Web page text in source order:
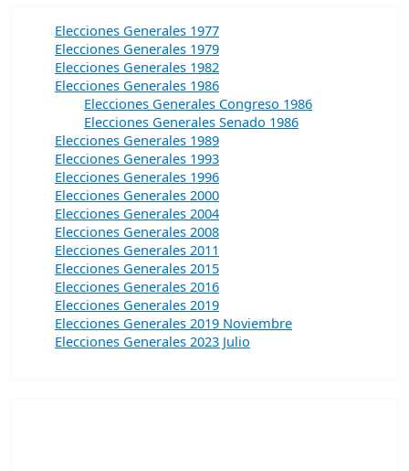
Elecciones Generales 1977
Elecciones Generales 1979
Elecciones Generales 1982
Elecciones Generales 1986
Elecciones Generales Congreso 1986
Elecciones Generales Senado 1986
Elecciones Generales 1989
Elecciones Generales 1993
Elecciones Generales 1996
Elecciones Generales 2000
Elecciones Generales 2004
Elecciones Generales 2008
Elecciones Generales 2011
Elecciones Generales 2015
Elecciones Generales 2016
Elecciones Generales 2019
Elecciones Generales 2019 Noviembre
Elecciones Generales 2023 Julio